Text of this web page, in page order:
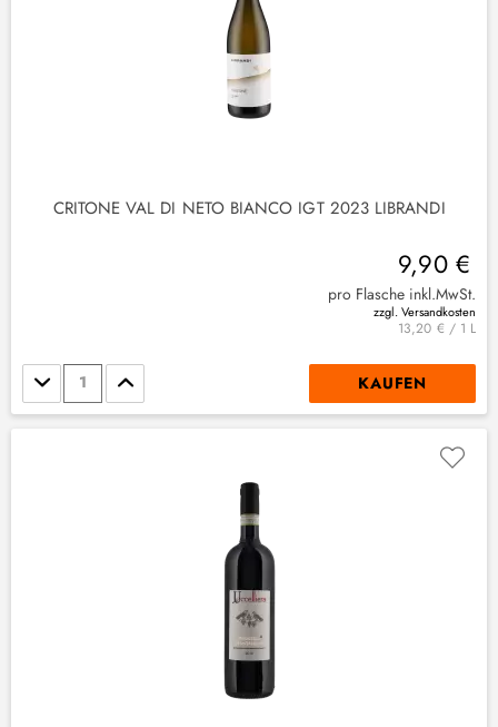
CRITONE VAL DI NETO BIANCO IGT 2023 LIBRANDI
9,90 €
pro Flasche inkl.MwSt.
zzgl. Versandkosten
13,20 € / 1 L
Stückzahl KAUFEN